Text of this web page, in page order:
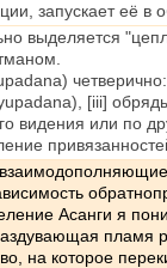
запускает её в
выделяется
[iii]
видения или по
Асанги я
пламя
на которое